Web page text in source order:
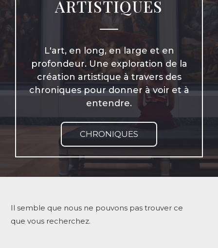
ARTISTIQUES
L'art, en long, en large et en
profondeur. Une exploration de la
création artistique à travers des
chroniques pour donner à voir et à
entendre.
CHRONIQUES
Il semble que nous ne pouvons pas trouver ce
que vous recherchez.